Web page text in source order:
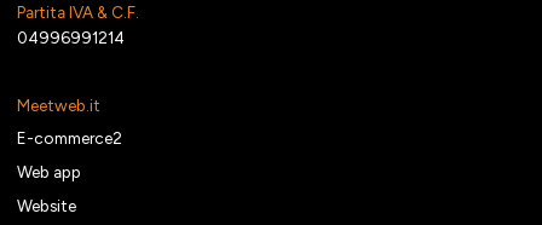
Partita IVA & C.F.
04996991214
Meetweb.it
E-commerce2
Web app
Website